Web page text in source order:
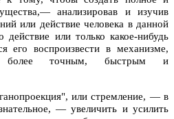
анализировав и изучив
или действие человека в данной
или только какое-нибудь
его воспроизвести в механизме,
более точным, быстрым и
или стремление, — в
— увеличить и усилить